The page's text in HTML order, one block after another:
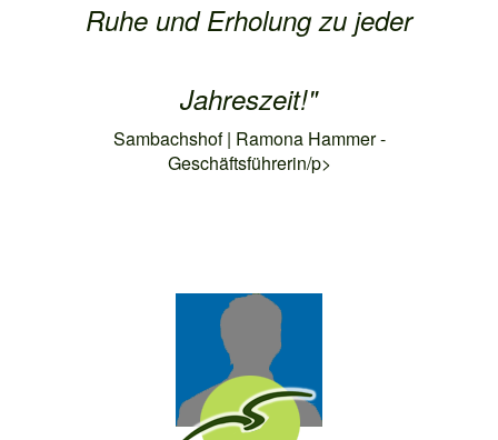
Ruhe und Erholung zu jeder
Jahreszeit!"
Sambachshof | Ramona Hammer -
Geschäftsführerin/p>